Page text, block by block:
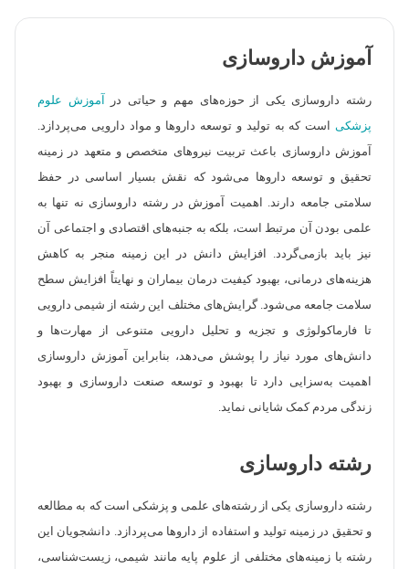
آموزش داروسازی
رشته داروسازی یکی از حوزه‌های مهم و حیاتی در
آموزش علوم
پزشکی است که به تولید و توسعه داروها و مواد دارویی می‌پردازد.
آموزش داروسازی باعث تربیت نیروهای متخصص و متعهد در زمینه
تحقیق و توسعه داروها می‌شود که نقش بسیار اساسی در حفظ
سلامتی جامعه دارند. اهمیت آموزش در رشته داروسازی نه تنها به
علمی بودن آن مرتبط است، بلکه به جنبه‌های اقتصادی و اجتماعی آن
نیز باید بازمی‌گردد. افزایش دانش در این زمینه منجر به کاهش
هزینه‌های درمانی، بهبود کیفیت درمان بیماران و نهایتاً افزایش سطح
سلامت جامعه می‌شود. گرایش‌های مختلف این رشته از شیمی دارویی
تا فارماکولوژی و تجزیه و تحلیل دارویی متنوعی از مهارت‌ها و
دانش‌های مورد نیاز را پوشش می‌دهد، بنابراین آموزش داروسازی
اهمیت به‌سزایی دارد تا بهبود و توسعه صنعت داروسازی و بهبود
زندگی مردم کمک شایانی نماید.
رشته داروسازی
رشته داروسازی یکی از رشته‌های علمی و پزشکی است که به مطالعه
و تحقیق در زمینه تولید و استفاده از داروها می‌پردازد. دانشجویان این
رشته با زمینه‌های مختلفی از علوم پایه مانند شیمی، زیست‌شناسی،